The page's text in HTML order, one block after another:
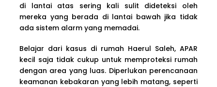
di lantai atas sering kali sulit dideteksi oleh
mereka yang berada di lantai bawah jika tidak
ada sistem alarm yang memadai.
Belajar dari kasus di rumah Haerul Saleh, APAR
kecil saja tidak cukup untuk memproteksi rumah
dengan area yang luas. Diperlukan perencanaan
keamanan kebakaran yang lebih matang, seperti